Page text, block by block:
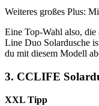
Weiteres großes Plus:
Eine Top-Wahl also,
Line Duo Solardusche
du mit diesem Modell
3. CCLIFE
XXL Tipp